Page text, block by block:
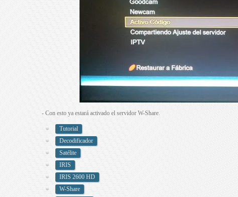
- Con esto ya estará activado el servidor W-Share.
Tutorial
Decodificador
Satélite
IRIS
IRIS 2600 HD
W-Share